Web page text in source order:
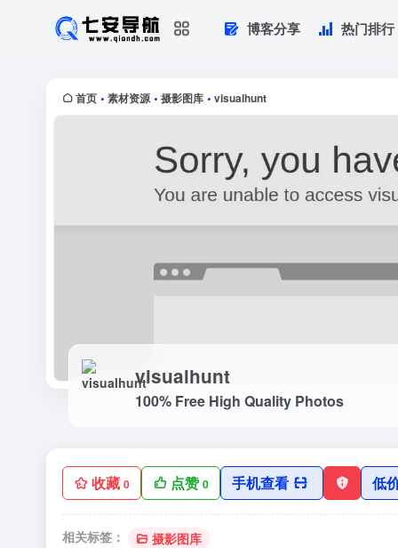
博客分享 热门排行
首页 • 素材资源 • 摄影图库 • visualhunt
visualhunt
100% Free High Quality Photos
收藏 0 点赞0 手机查看 低
相关标签： 摄影图库